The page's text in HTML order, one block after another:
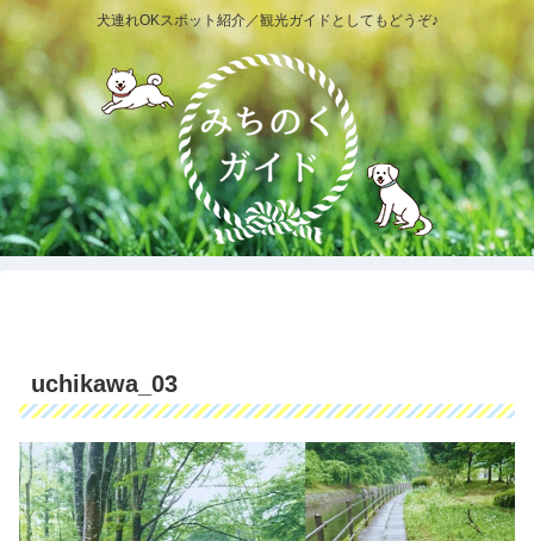
犬連れOKスポット紹介／観光ガイドとしてもどうぞ♪
uchikawa_03